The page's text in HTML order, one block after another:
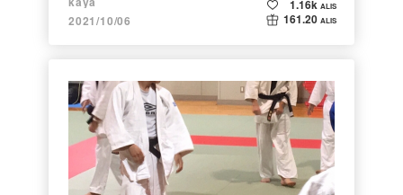
2021/10/06
1.16k ALIS
161.20 ALIS